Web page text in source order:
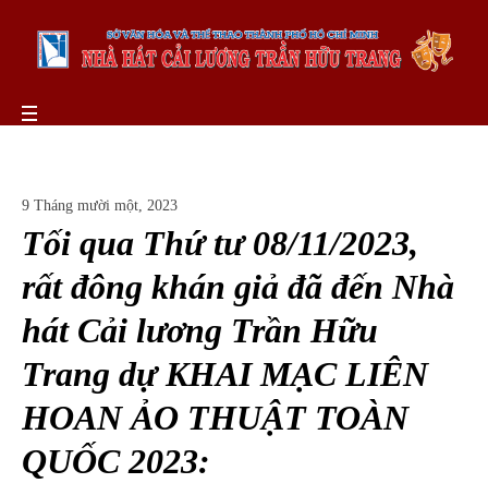
9 Tháng mười một, 2023
Tối qua Thứ tư 08/11/2023,
rất đông khán giả đã đến Nhà
hát Cải lương Trần Hữu
Trang dự KHAI MẠC LIÊN
HOAN ẢO THUẬT TOÀN
QUỐC 2023: